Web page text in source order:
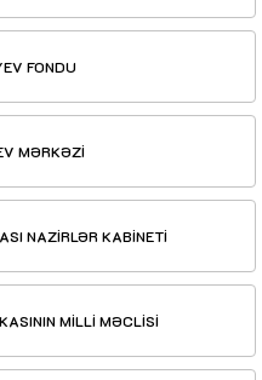
FONDU
MƏRKƏZİ
NAZİRLƏR KABİNETİ
MİLLİ MƏCLİSİ